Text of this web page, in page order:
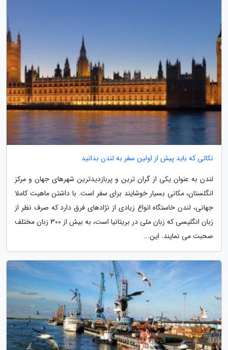
نکاتی که باید پیش از اولین سفر به لندن بدانید
لندن به عنوان یکی از گران ترین و پربازدیدترین شهرهای جهان و مرکز
انگلستان، مکانی بسیار خوشایند برای سفر است. با داشتن ماهیت کاملا
جهانی، لندن خاستگاه انواع زیادی از نژادهای فرق دارد که صرف نظر از
زبان انگلیسی که زبان ملی در بریتانیا است، به بیش از 300 زبان مختلف
صحبت می نمایند. این...